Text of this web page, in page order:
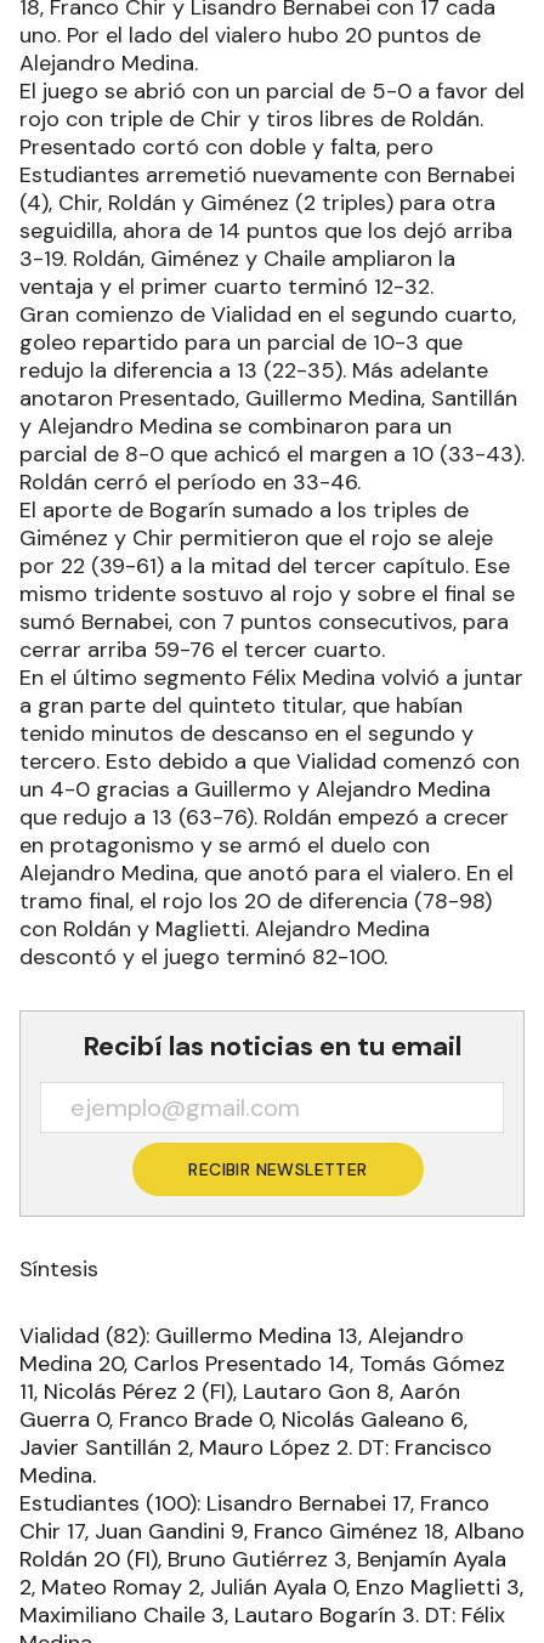
18, Franco Chir y Lisandro Bernabei con 17 cada
uno. Por el lado del vialero hubo 20 puntos de
Alejandro Medina.
El juego se abrió con un parcial de 5-0 a favor del
rojo con triple de Chir y tiros libres de Roldán.
Presentado cortó con doble y falta, pero
Estudiantes arremetió nuevamente con Bernabei
(4), Chir, Roldán y Giménez (2 triples) para otra
seguidilla, ahora de 14 puntos que los dejó arriba
3-19. Roldán, Giménez y Chaile ampliaron la
ventaja y el primer cuarto terminó 12-32.
Gran comienzo de Vialidad en el segundo cuarto,
goleo repartido para un parcial de 10-3 que
redujo la diferencia a 13 (22-35). Más adelante
anotaron Presentado, Guillermo Medina, Santillán
y Alejandro Medina se combinaron para un
parcial de 8-0 que achicó el margen a 10 (33-43).
Roldán cerró el período en 33-46.
El aporte de Bogarín sumado a los triples de
Giménez y Chir permitieron que el rojo se aleje
por 22 (39-61) a la mitad del tercer capítulo. Ese
mismo tridente sostuvo al rojo y sobre el final se
sumó Bernabei, con 7 puntos consecutivos, para
cerrar arriba 59-76 el tercer cuarto.
En el último segmento Félix Medina volvió a juntar
a gran parte del quinteto titular, que habían
tenido minutos de descanso en el segundo y
tercero. Esto debido a que Vialidad comenzó con
un 4-0 gracias a Guillermo y Alejandro Medina
que redujo a 13 (63-76). Roldán empezó a crecer
en protagonismo y se armó el duelo con
Alejandro Medina, que anotó para el vialero. En el
tramo final, el rojo los 20 de diferencia (78-98)
con Roldán y Maglietti. Alejandro Medina
descontó y el juego terminó 82-100.
Recibí las noticias en tu email
RECIBIR NEWSLETTER
Síntesis
Vialidad (82): Guillermo Medina 13, Alejandro
Medina 20, Carlos Presentado 14, Tomás Gómez
11, Nicolás Pérez 2 (FI), Lautaro Gon 8, Aarón
Guerra 0, Franco Brade 0, Nicolás Galeano 6,
Javier Santillán 2, Mauro López 2. DT: Francisco
Medina.
Estudiantes (100): Lisandro Bernabei 17, Franco
Chir 17, Juan Gandini 9, Franco Giménez 18, Albano
Roldán 20 (FI), Bruno Gutiérrez 3, Benjamín Ayala
2, Mateo Romay 2, Julián Ayala 0, Enzo Maglietti 3,
Maximiliano Chaile 3, Lautaro Bogarín 3. DT: Félix